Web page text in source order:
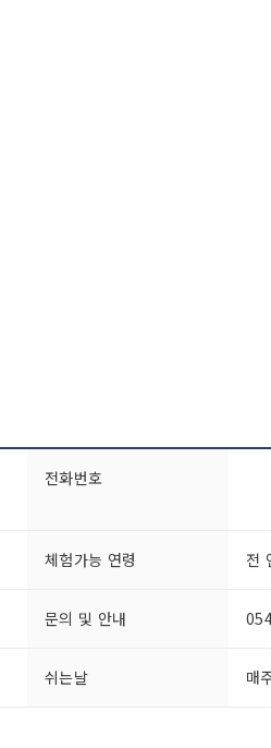
전화번호
체험가능 연령 전
문의 및 안내
쉬는날 매